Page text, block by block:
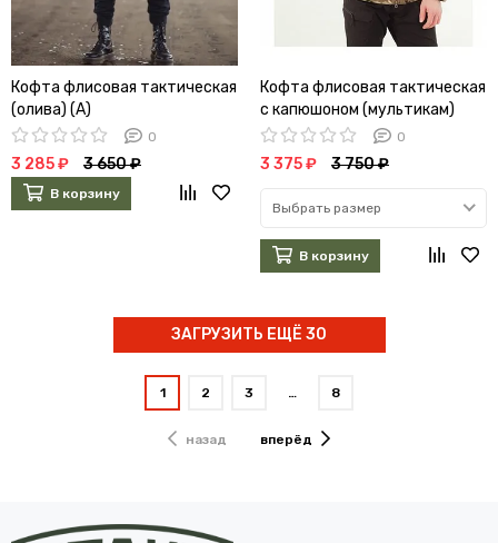
Кофта флисовая тактическая
(олива) (А)
0
3 285 ₽ 3 650 ₽
В корзину
Кофта флисовая тактическая
с капюшоном (мультикам)
0
3 375 ₽ 3 750 ₽
Выбрать размер
В корзину
ЗАГРУЗИТЬ ЕЩЁ 30
назад
1 2 3 … 8
вперёд